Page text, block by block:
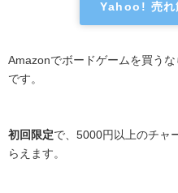
Yahoo! 売れ
Amazonでボードゲームを買うな
です。
初回限定で、5000円以上のチャ
らえます。